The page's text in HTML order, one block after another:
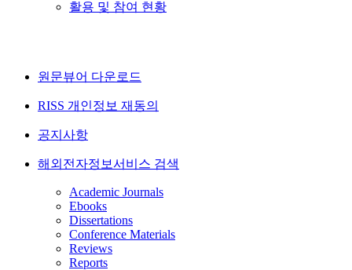
활용 및 참여 현황
원문뷰어 다운로드
RISS 개인정보 재동의
공지사항
해외전자정보서비스 검색
Academic Journals
Ebooks
Dissertations
Conference Materials
Reviews
Reports